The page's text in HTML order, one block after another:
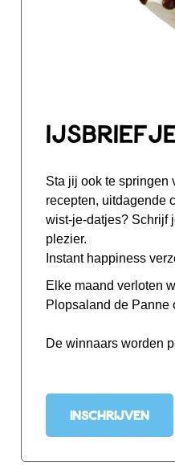
Sta jij ook te springen
recepten, uitdagende
wist-je-datjes? Schrijf
plezier.
Instant happiness
Elke maand verloten
Plopsaland de Panne
De winnaars worden
INSCHRIJVEN